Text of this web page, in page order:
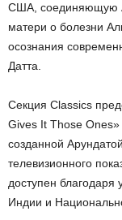
США, соединяющую
матери о болезни
осознания
Датта.
Секция Classics
Gives It Those Ones»
созданной
телевизионного
доступен
Индии и